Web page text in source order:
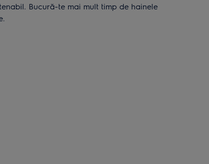
Bucură-te mai mult timp de hainele